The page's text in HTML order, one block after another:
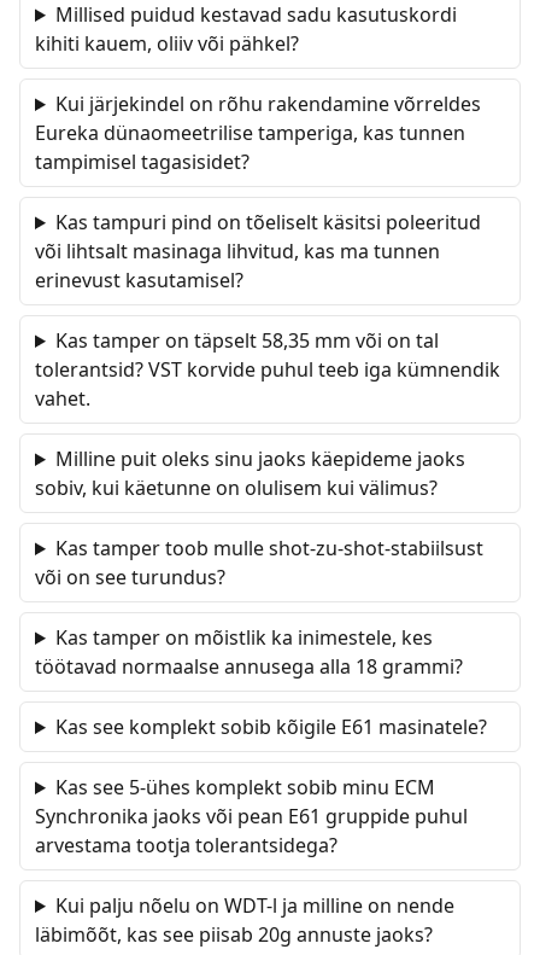
Millised puidud kestavad sadu kasutuskordi
kihiti kauem, oliiv või pähkel?
Kui järjekindel on rõhu rakendamine võrreldes
Eureka dünaomeetrilise tamperiga, kas tunnen
tampimisel tagasisidet?
Kas tampuri pind on tõeliselt käsitsi poleeritud
või lihtsalt masinaga lihvitud, kas ma tunnen
erinevust kasutamisel?
Kas tamper on täpselt 58,35 mm või on tal
tolerantsid? VST korvide puhul teeb iga kümnendik
vahet.
Milline puit oleks sinu jaoks käepideme jaoks
sobiv, kui käetunne on olulisem kui välimus?
Kas tamper toob mulle shot-zu-shot-stabiilsust
või on see turundus?
Kas tamper on mõistlik ka inimestele, kes
töötavad normaalse annusega alla 18 grammi?
Kas see komplekt sobib kõigile E61 masinatele?
Kas see 5-ühes komplekt sobib minu ECM
Synchronika jaoks või pean E61 gruppide puhul
arvestama tootja tolerantsidega?
Kui palju nõelu on WDT-l ja milline on nende
läbimõõt, kas see piisab 20g annuste jaoks?